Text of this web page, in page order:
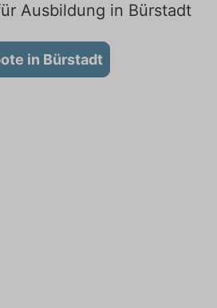
Ausbildung in Bürstadt
in Bürstadt